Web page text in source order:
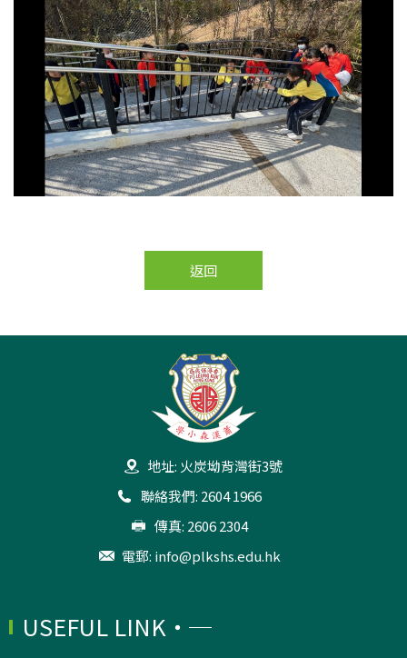
返回
地址: 火炭坳背灣街3號
聯絡我們: 2604 1966
傳真: 2606 2304
電郵: info@plkshs.edu.hk
USEFUL LINK